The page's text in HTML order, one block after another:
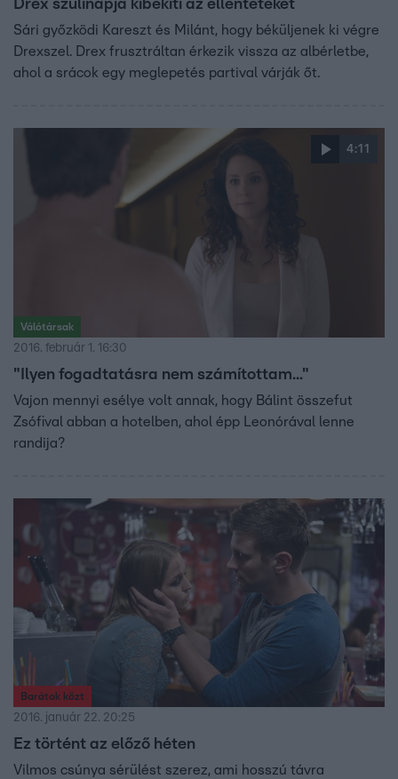
Drex szülinapja kibékíti az ellentéteket
Sári győzködi Kareszt és Milánt, hogy béküljenek ki végre
Drexszel. Drex frusztráltan érkezik vissza az albérletbe,
ahol a srácok egy meglepetés partival várják őt.
4:11
Válótársak
2016. február 1. 16:30
"Ilyen fogadtatásra nem számítottam..."
Vajon mennyi esélye volt annak, hogy Bálint összefut
Zsófival abban a hotelben, ahol épp Leonórával lenne
randija?
Barátok közt
2016. január 22. 20:25
Ez történt az előző héten
Vilmos csúnya sérülést szerez, ami hosszú távra